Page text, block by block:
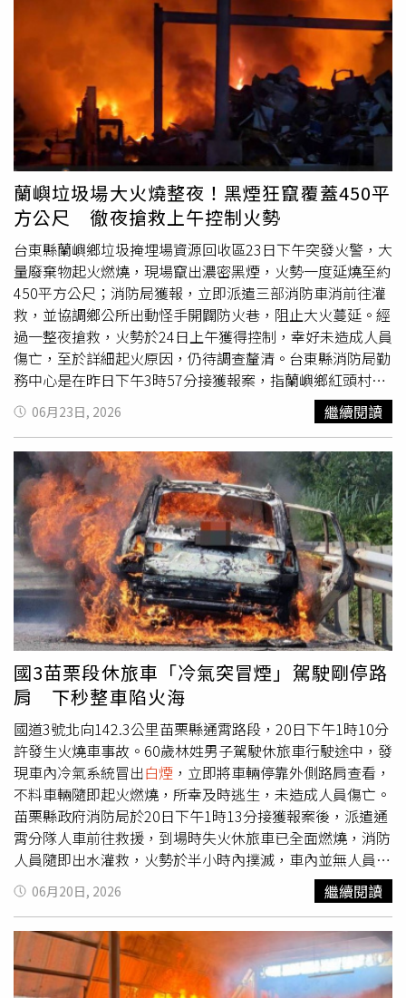
蘭嶼垃圾場大火燒整夜！黑煙狂竄覆蓋450平
方公尺 徹夜搶救上午控制火勢
台東縣蘭嶼鄉垃圾掩埋場資源回收區23日下午突發火警，大
量廢棄物起火燃燒，現場竄出濃密黑煙，火勢一度延燒至約
450平方公尺；消防局獲報，立即派遣三部消防車消前往灌
救，並協調鄉公所出動怪手開闢防火巷，阻止大火蔓延。經
過一整夜搶救，火勢於24日上午獲得控制，幸好未造成人員
傷亡，至於詳細起火原因，仍待調查釐清。台東縣消防局勤
務中心是在昨日下午3時57分接獲報案，指蘭嶼鄉紅頭村垃
圾掩埋場發生火警，119立刻派遣蘭嶼分隊3輛消防車及警
義消人員前往搶救，並由小隊長冷鎮山擔任現場指揮官。下
午4時21分，警消抵達現場後，確認起火位置位於掩埋場資
源回收區，一開始，燃燒面積約30平方公尺，但因現場堆置
大量可燃廢棄物，火勢迅速擴大，且由於燃燒物多為回收廢
棄物，火場持續冒出大量濃煙，消防人員除架設水線持續灌
救外，也立即通報環保局及蘭嶼鄉公所協助處理。傍晚時
分，鄉公所調派怪手進場支援，透過開挖防火巷、翻攪燃燒
物及隔離火點等方式，全力防止火勢向周邊區域蔓延；冷鎮
山指出，因火勢迅速蔓延，火場燃燒範圍最終擴及約450平
方公尺，而且火場內仍有大量悶燒廢棄物，警消人員不敢鬆
懈，採取全天候駐守方式持續監控火勢，並徹夜進行射水降
溫及周界防護作業，以避免復燃情形發生。經過通宵搶救
後，終於在今日上午7時50分控制火勢，祝融肆虐過的掩埋
場由猛烈燃燒轉為持續冒出
條防火巷，目前仍有公所人員4人、義消3人、警消2人及3
輛車留守現場待命，後續將待土方運抵後進行濕土覆蓋作
業，力求徹底撲滅殘火，避免死灰復燃。
06月23日, 2026 繼續閱讀
國3苗栗段休旅車「冷氣突冒煙」駕駛剛停路
肩 下秒整車陷火海
國道3號北向142.3公里苗栗縣通霄路段，20日下午1時10分
許發生火燒車事故。60歲林姓男子駕駛休旅車行駛途中，發
現車內冷氣系統冒出白煙 ，立即將車輛停靠外側路肩查看，
不料車輛隨即起火燃燒，所幸及時逃生，未造成人員傷亡。
苗栗縣政府消防局於20日下午1時13分接獲報案後，派遣通
霄分隊人車前往救援，到場時失火休旅車已全面燃燒，消防
人員隨即出水灌救，火勢於半小時內撲滅，車內並無人員受
困。起火原因待釐清。國道警察第二隊調查，林男發現車輛
冷氣冒煙後警方呼籲端午連假期間長途行程增加，用路人上
路前應確實檢查車況，避免機件損壞釀成行車危險，如發現
車輛異狀應立即停靠路肩或避車彎，人員下車後面向來車方
向退至安全處，並可利用1968App警政報案功能向國道警方
求援。
06月20日, 2026 繼續閱讀